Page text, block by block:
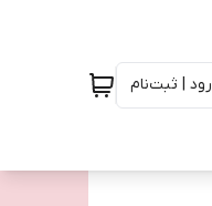
| ثبت‌نام